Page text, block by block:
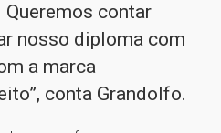
contar
nosso diploma com
a marca
conta Grandolfo.